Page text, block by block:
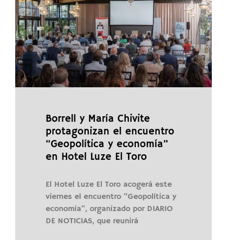
Borrell y María Chivite
protagonizan el encuentro
“Geopolítica y economía”
en Hotel Luze El Toro
El Hotel Luze El Toro acogerá este
viernes el encuentro “Geopolítica y
economía”, organizado por DIARIO
DE NOTICIAS, que reunirá